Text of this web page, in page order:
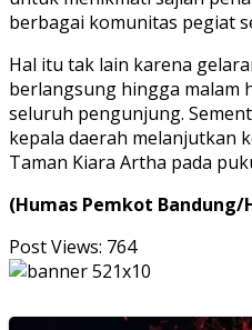
berbagai komunitas pegiat
Hal itu tak lain karena
berlangsung hingga malam
seluruh pengunjung.
kepala daerah melanjutkan
Taman Kiara Artha pada
(Humas Pemkot Bandung/
Post Views: 764